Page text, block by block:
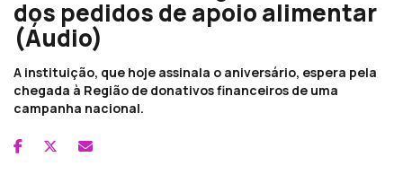
dos pedidos de apoio alimentar
(Áudio)
A instituição, que hoje assinala o aniversário, espera pela
chegada à Região de donativos financeiros de uma
campanha nacional.